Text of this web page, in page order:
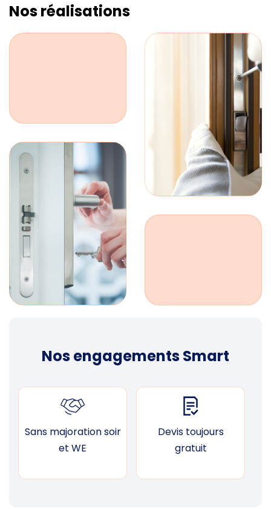
Nos réalisations
Nos engagements Smart
Sans majoration soir
et WE
Devis toujours
gratuit